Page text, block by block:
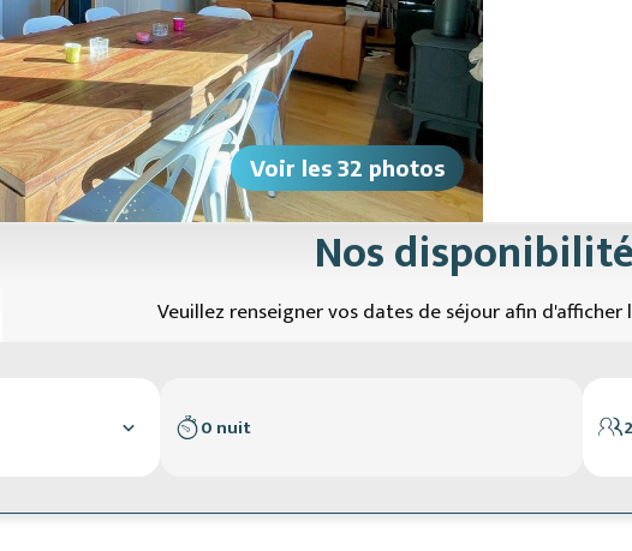
Voir les 32 photos
Nos
Veuillez renseigner vos dates de séjour afin d'afficher
0 nuit